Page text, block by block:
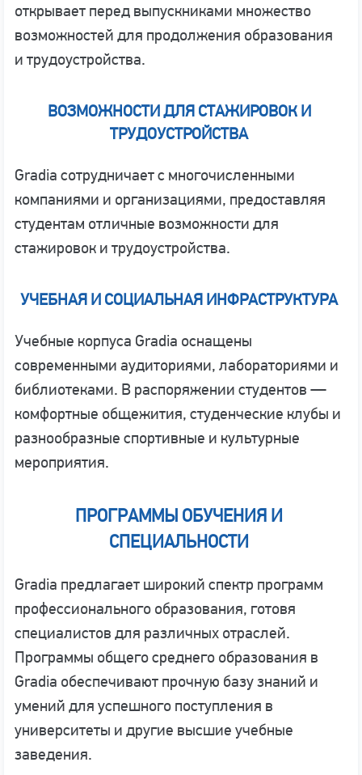
открывает перед выпускниками множество
возможностей для продолжения образования
и трудоустройства.
ВОЗМОЖНОСТИ ДЛЯ СТАЖИРОВОК И
ТРУДОУСТРОЙСТВА
Gradia сотрудничает с многочисленными
компаниями и организациями, предоставляя
студентам отличные возможности для
стажировок и трудоустройства.
УЧЕБНАЯ И СОЦИАЛЬНАЯ ИНФРАСТРУКТУРА
Учебные корпуса Gradia оснащены
современными аудиториями, лабораториями и
библиотеками. В распоряжении студентов —
комфортные общежития, студенческие клубы и
разнообразные спортивные и культурные
мероприятия.
ПРОГРАММЫ ОБУЧЕНИЯ И
СПЕЦИАЛЬНОСТИ
Gradia предлагает широкий спектр программ
профессионального образования, готовя
специалистов для различных отраслей.
Программы общего среднего образования в
Gradia обеспечивают прочную базу знаний и
умений для успешного поступления в
университеты и другие высшие учебные
заведения.